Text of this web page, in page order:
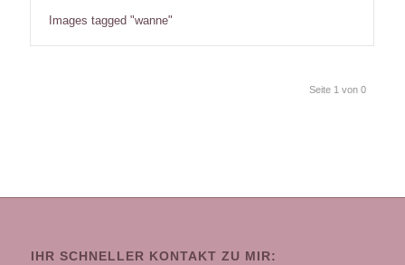
Images tagged "wanne"
Seite 1 von 0
IHR SCHNELLER KONTAKT ZU MIR: